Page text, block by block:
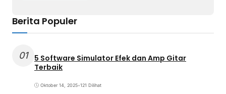
Berita Populer
01
5 Software Simulator Efek dan Amp Gitar
Terbaik
Oktober 14, 2025•121 Dilihat